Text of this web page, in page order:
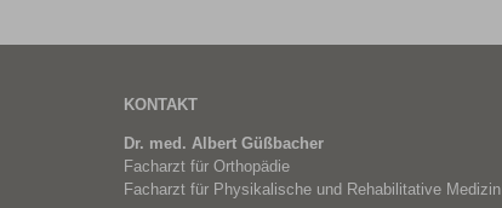
KONTAKT
Dr. med. Albert Güßbacher
Facharzt für Orthopädie
Facharzt für Physikalische und Rehabilitative Medizin